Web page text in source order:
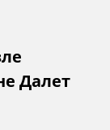
Далет